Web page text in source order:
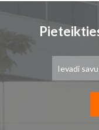
saņemšanai: